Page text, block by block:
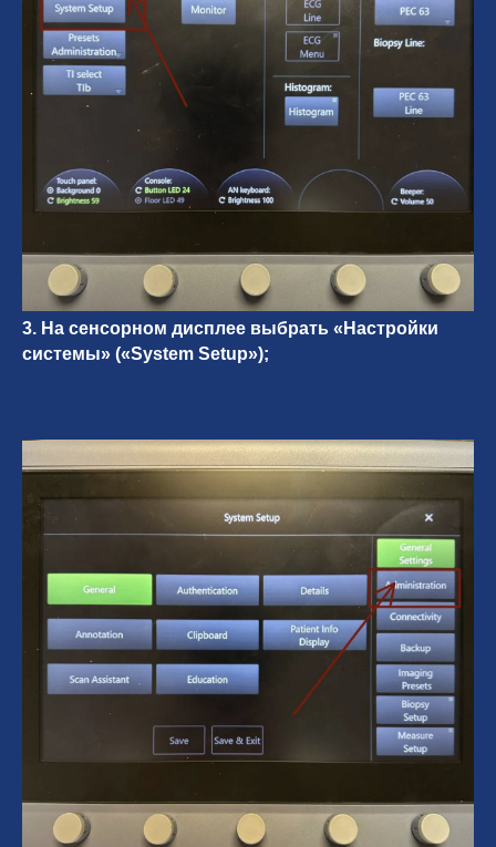
3. На сенсорном дисплее выбрать «Настройки
системы» («System Setup»);